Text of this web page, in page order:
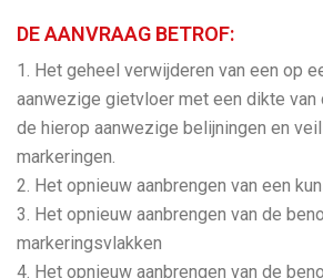
DE AANVRAAG BETROF:
1. Het geheel verwijderen van een op
aanwezige gietvloer met een dikte van
de hierop aanwezige belijningen en
markeringen.
2. Het opnieuw aanbrengen van een
3. Het opnieuw aanbrengen van de
markeringsvlakken
4. Het opnieuw aanbrengen van de